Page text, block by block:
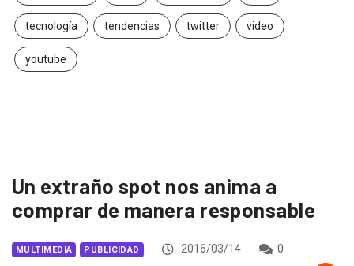
tecnología tendencias twitter video
youtube
Un extraño spot nos anima a
comprar de manera responsable
MULTIMEDIA PUBLICIDAD 2016/03/14
0